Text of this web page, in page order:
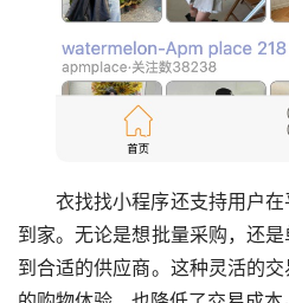
衣找找小程序还支持用户
到家。无论是想批量采购，还
到合适的供应商。这种灵活的